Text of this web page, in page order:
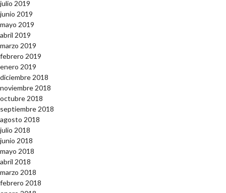
julio 2019
junio 2019
mayo 2019
abril 2019
marzo 2019
febrero 2019
enero 2019
diciembre 2018
noviembre 2018
octubre 2018
septiembre 2018
agosto 2018
julio 2018
junio 2018
mayo 2018
abril 2018
marzo 2018
febrero 2018